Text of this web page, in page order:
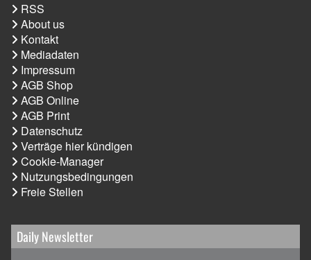
RSS
About us
Kontakt
Mediadaten
Impressum
AGB Shop
AGB Online
AGB Print
Datenschutz
Verträge hier kündigen
Cookie-Manager
Nutzungsbedingungen
Freie Stellen
Daily Newsletter